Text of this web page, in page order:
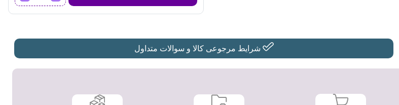
وینسنت
HC5411
عدد
شرایط مرجوعی کالا و سوالات متداول